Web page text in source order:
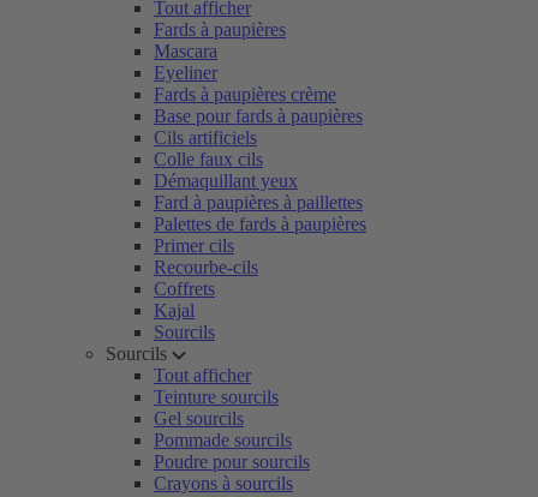
Tout afficher
Fards à paupières
Mascara
Eyeliner
Fards à paupières crème
Base pour fards à paupières
Cils artificiels
Colle faux cils
Démaquillant yeux
Fard à paupières à paillettes
Palettes de fards à paupières
Primer cils
Recourbe-cils
Coffrets
Kajal
Sourcils
Sourcils
Tout afficher
Teinture sourcils
Gel sourcils
Pommade sourcils
Poudre pour sourcils
Crayons à sourcils